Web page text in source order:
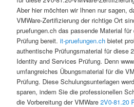
Aber hier möchten wir Ihnen nur sagen,
VMWare-Zertifizierung der richtige Ort
pruefungen.ch das passende Material
Prüfung bereit.it-pruefungen.ch bietet
authentische Prüfungsmaterial für diese
Identity and Services Prüfung. Denn
umfangreiches Übungsmaterial für die
Prüfung. Diese Schulungsunterlagen
sparen, indem Sie die professionellen
die Vorbereitung der VMWare2V0-81.20